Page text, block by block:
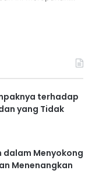
terhadap
yang Tidak
dalam Menyokong
Menenangkan